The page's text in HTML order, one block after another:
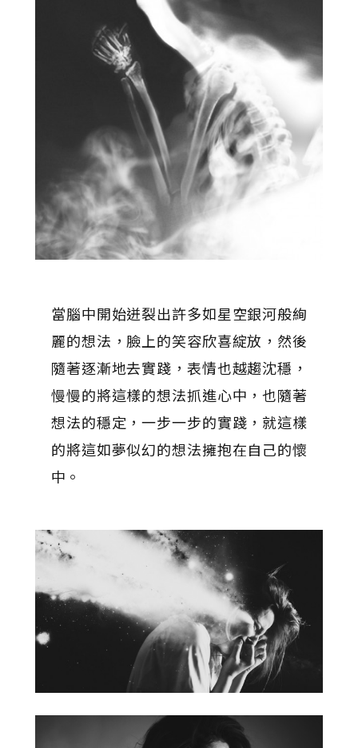
當腦中開始迸裂出許多如星空銀河般絢
麗的想法，臉上的笑容欣喜綻放，然後
隨著逐漸地去實踐，表情也越趨沈穩，
慢慢的將這樣的想法抓進心中，也隨著
想法的穩定，一步一步的實踐，就這樣
的將這如夢似幻的想法擁抱在自己的懷
中。